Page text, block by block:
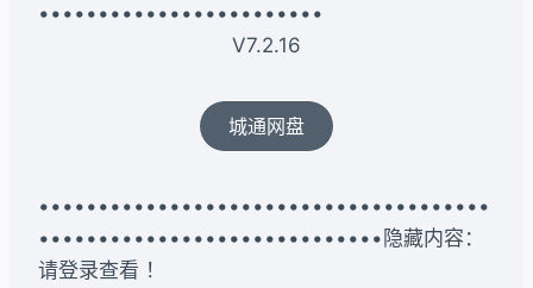
••••••••••••••••••••••••
V7.2.16
城通网盘
••••••••••••••••••••••••••••••••••••••
•••••••••••••••••••••••••••••隐藏内容：
请登录查看 ！